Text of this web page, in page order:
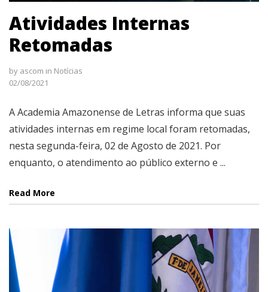
Atividades Internas
Retomadas
by ascom in Notícias
02/08/2021
A Academia Amazonense de Letras informa que suas
atividades internas em regime local foram retomadas,
nesta segunda-feira, 02 de Agosto de 2021. Por
enquanto, o atendimento ao público externo e ...
Read More